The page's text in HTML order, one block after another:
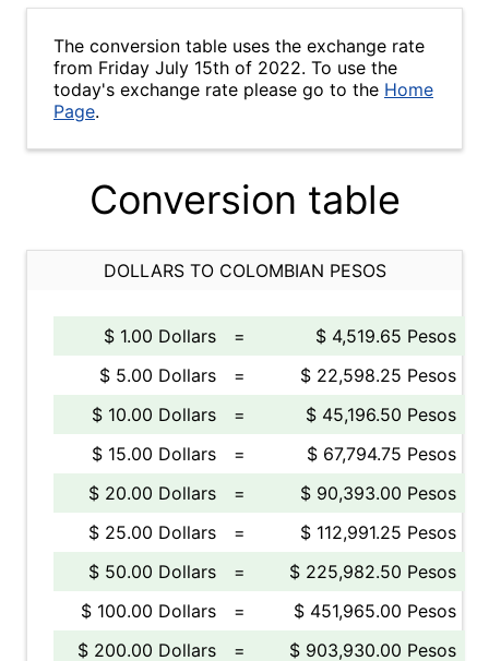
The conversion table uses the exchange rate
from Friday July 15th of 2022. To use the
today's exchange rate please go to the Home
Page.
Conversion table
DOLLARS TO COLOMBIAN PESOS
$ 1.00 Dollars =
$ 4,519.65 Pesos
$ 5.00 Dollars
=
$ 22,598.25 Pesos
$ 10.00 Dollars
=
$ 45,196.50 Pesos
$ 15.00 Dollars
=
$ 67,794.75 Pesos
$ 20.00 Dollars
=
$ 90,393.00 Pesos
$ 25.00 Dollars
=
$ 112,991.25 Pesos
$ 50.00 Dollars
=
$ 225,982.50 Pesos
$ 100.00 Dollars
=
$ 451,965.00 Pesos
$ 200.00 Dollars
=
$ 903,930.00 Pesos